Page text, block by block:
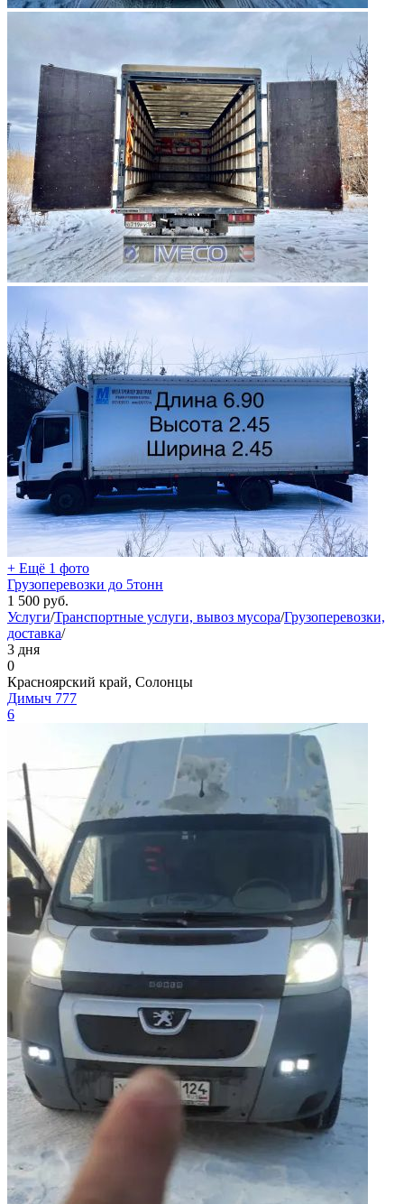
+ Ещё 1 фото
Грузоперевозки до 5тонн
1 500 руб.
Услуги/Транспортные услуги, вывоз мусора/Грузоперевозки,
доставка/
3 дня
0
Красноярский край, Солонцы
Димыч 777
6